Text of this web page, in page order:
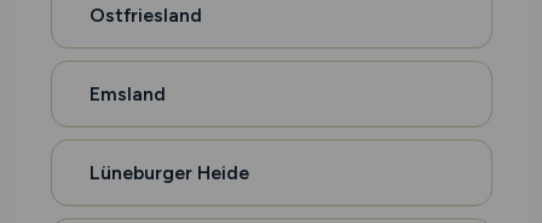
Ostfriesland
Emsland
Lüneburger Heide